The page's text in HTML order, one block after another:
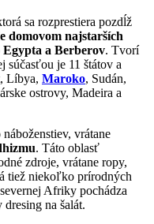
sa rozprestiera pozdĺž
domovom najstarších
Egypta a Berberov. Tvorí
súčasťou je 11 štátov a
Líbya, Maroko, Sudán,
ostrovy, Madeira a
vrátane
. Táto oblasť
zdroje, vrátane ropy,
tiež niekoľko prírodných
Afriky pochádza
na šalát.